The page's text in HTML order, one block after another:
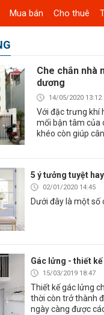
Mua bán Cho thuê
Che chắn nhà
dương
14/05/2020 13:12
Với đặc trưng khí
mối bận tâm của
khéo còn giúp
5 ý tưởng tuyệt
02/01/2020 14:45
Dưới đây là một số
Gác lửng - thiết
15/03/2019 18:47
Thiết kế gác lửng
thời còn trở thành
ngày càng được